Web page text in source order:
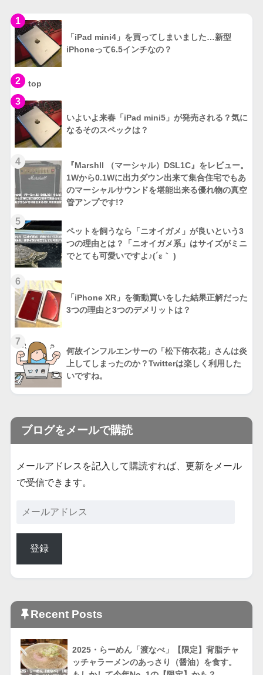
1
「iPad mini4」を買ってしまいました…新型
iPhoneって6.5インチなの？
2 top
3
いよいよ来春「iPad mini5」が発売される？気に
なるそのスペックは？
4
『Marshll （マーシャル）DSL1C』をレビュー。
1Wから0.1Wに出力ダウン出来て集合住宅でもあ
のマーシャルサウンドを堪能出来る優れ物の真空
管アンプです!?
5
ペットを飼うなら「ニオイガメ」が良いという3
つの理由とは？「ニオイガメ系」はサイズがミニ
でとても可愛いですよ♪(´ε｀ )
6
「iPhone XR」を衝動買いをした結果正解だった
3つの理由と3つのデメリットは？
7
何故インフルエンサーの「松下侑衣花」さんは炎
上してしまったのか？Twitterは楽しく利用した
いですね。
ブログをメールで購読
メールアドレスを記入して購読すれば、更新をメール
で受信できます。
登録
Recent Posts
2025・らーめん「渡なべ」【限定】背脂チャ
ッチャラーメンのあっさり（醤油）を食す。